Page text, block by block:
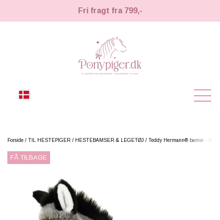
Fri fragt fra 799,-
NYHEDER
STRIGLER & TILBEHØR
LEMIEUX TOY PONY
TIL HESTEPIGER
Forside TIL HESTEPIGER HESTEBAMSER & LEGETØJ Teddy Hermann® bamse - Æsel
FÅ TILBAGE